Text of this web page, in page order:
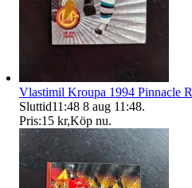
Vlastimil Kroupa 1994 Pinnacle
Sluttid11:48 8 aug 11:48.
Pris:15 kr,Köp nu.